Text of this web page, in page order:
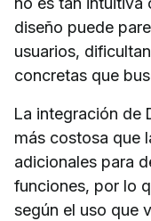
diseño puede
usuarios,
concretas que
La integración de
más costosa que
adicionales para
funciones, por lo
según el uso que